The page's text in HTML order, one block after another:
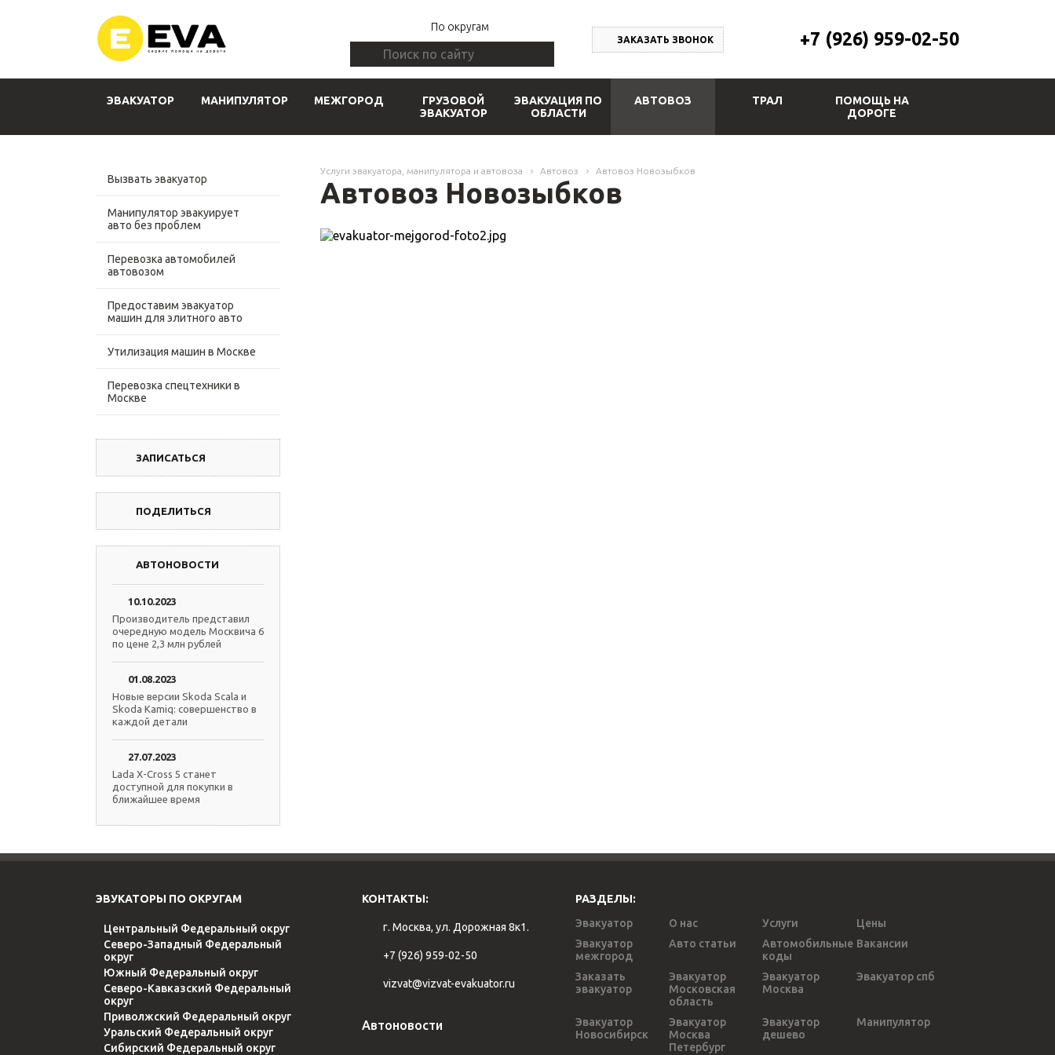
По округам
ЗАКАЗАТЬ ЗВОНОК +7 (926) 959-02-50
ЭВАКУАТОР МАНИПУЛЯТОР МЕЖГОРОД
ГРУЗОВОЙ
ЭВАКУАТОР
ЭВАКУАЦИЯ ПО
ОБЛАСТИ
АВТОВОЗ ТРАЛ
ПОМОЩЬ НА
ДОРОГЕ
Услуги эвакуатора, манипулятора и автовоза Автовоз Автовоз Новозыбков
Автовоз Новозыбков
Вызвать эвакуатор
Манипулятор эвакуирует
авто без проблем
Перевозка автомобилей
автовозом
Предоставим эвакуатор
машин для элитного авто
Утилизация машин в Москве
Перевозка спецтехники в
Москве
ЗАПИСАТЬСЯ
ПОДЕЛИТЬСЯ
АВТОНОВОСТИ
10.10.2023
Производитель представил
очередную модель Москвича 6
по цене 2,3 млн рублей
01.08.2023
Новые версии Skoda Scala и
Skoda Kamiq: совершенство в
каждой детали
27.07.2023
Lada X-Cross 5 станет
доступной для покупки в
ближайшее время
ЭВУКАТОРЫ ПО ОКРУГАМ
Центральный Федеральный округ
Северо-Западный Федеральный
округ
Южный Федеральный округ
Северо-Кавказский Федеральный
округ
Приволжский Федеральный округ
Уральский Федеральный округ
Сибирский Федеральный округ
КОНТАКТЫ:
г. Москва, ул. Дорожная 8к1.
+7 (926) 959-02-50
vizvat@vizvat-evakuator.ru
Автоновости
РАЗДЕЛЫ:
Эвакуатор
О нас Услуги
Цены
Эвакуатор
межгород
Авто статьи
Автомобильные
коды
Вакансии
Заказать
эвакуатор
Эвакуатор
Московская
область
Эвакуатор
Москва
Эвакуатор спб
Эвакуатор
Новосибирск
Эвакуатор
Москва
Петербург
Эвакуатор
дешево
Манипулятор